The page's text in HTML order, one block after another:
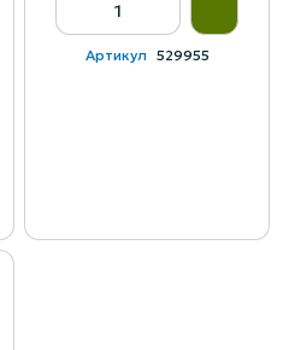
Артикул 529955